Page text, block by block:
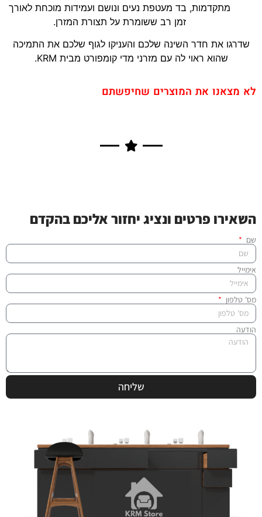
מתקדמות, בד מעטפת נעים ונושם ועמידות מוכחת לאורך
זמן רב ששומרת על תצורת המזרן.
שדרגו את חדר השינה שלכם והעניקו לגוף שלכם את התמיכה
שהוא ראוי לה עם מזרני מדי קומפורט מבית KRM.
לא מצאנו את המוצרים שחיפשתם
השאירו פרטים ונציג יחזור אליכם בהקדם
שם
אימייל
מס' טלפון
הודעה
שליחה